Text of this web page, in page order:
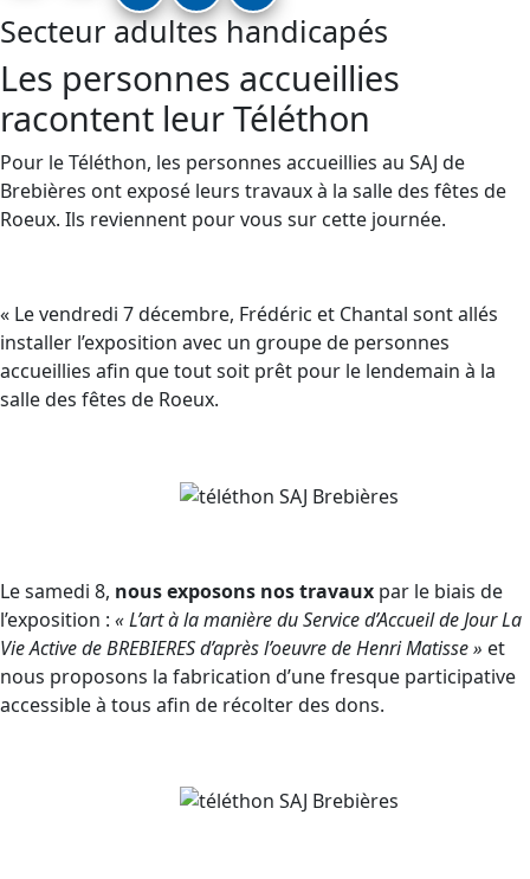
Secteur adultes handicapés
Les personnes accueillies
racontent leur Téléthon
Pour le Téléthon, les personnes accueillies au SAJ de
Brebières ont exposé leurs travaux à la salle des fêtes de
Roeux. Ils reviennent pour vous sur cette journée.
« Le vendredi 7 décembre, Frédéric et Chantal sont allés
installer l’exposition avec un groupe de personnes
accueillies afin que tout soit prêt pour le lendemain à la
salle des fêtes de Roeux.
Le samedi 8, nous exposons nos travaux par le biais de
l’exposition : « L’art à la manière du Service d’Accueil de Jour La
Vie Active de BREBIERES d’après l’oeuvre de Henri Matisse » et
nous proposons la fabrication d’une fresque participative
accessible à tous afin de récolter des dons.